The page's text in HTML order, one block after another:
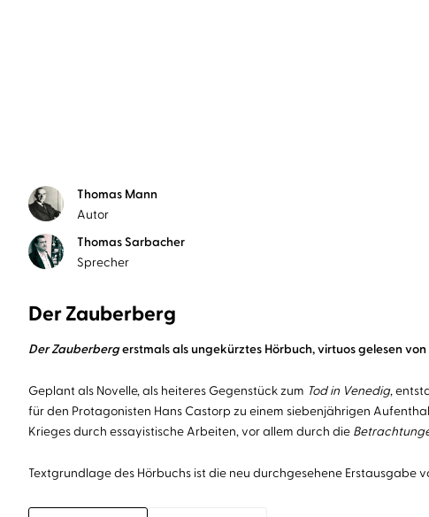
Thomas Mann
Autor
Thomas Sarbacher
Sprecher
Der Zauberberg
Der Zauberbergerstmals als ungekürztes Hörbuch, virtuos gelesen
Geplant als Novelle, als heiteres Gegenstück zum Tod in Venedig,
für den Protagonisten Hans Castorp zu einem siebenjährigen
Krieges durch essayistische Arbeiten, vor allem durch die
Textgrundlage des Hörbuchs ist die neu durchgesehene Erstausgabe